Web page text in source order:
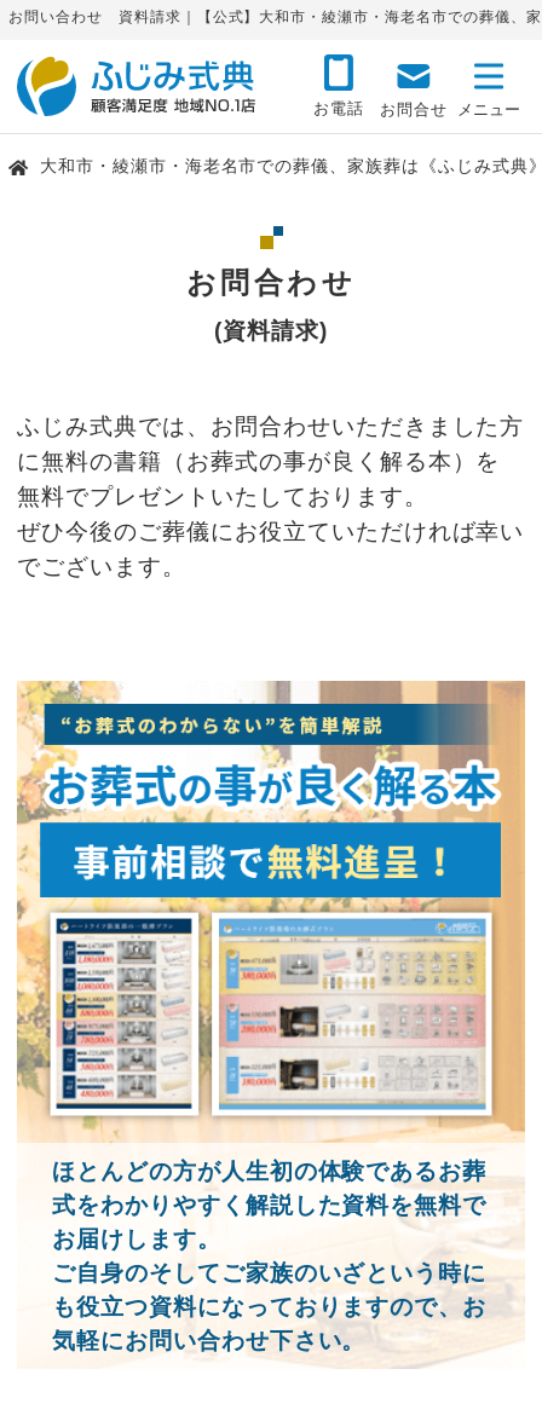
お問い合わせ 資料請求｜【公式】大和市・綾瀬市・海老名市での葬儀、
お電話 お問合せ
大和市・綾瀬市・海老名市での葬儀、家族葬は《ふじみ式典
お問合わせ
(資料請求)
ふじみ式典では、お問合わせいただきました方
に無料の書籍（お葬式の事が良く解る本）を
無料でプレゼントいたしております。
ぜひ今後のご葬儀にお役立ていただければ幸い
でございます。
ほとんどの方が人生初の体験であるお葬
式をわかりやすく解説した資料を無料で
お届けします。
ご自身のそしてご家族のいざという時に
も役立つ資料になっておりますので、お
気軽にお問い合わせ下さい。